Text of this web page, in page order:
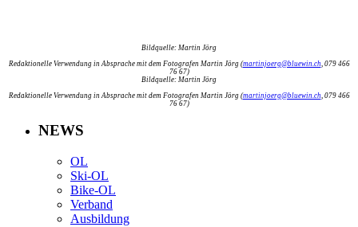
Bildquelle: Martin Jörg
Redaktionelle Verwendung in Absprache mit dem Fotografen Martin Jörg (martinjoerg@bluewin.ch , 079 466
76 67)
Bildquelle: Martin Jörg
Redaktionelle Verwendung in Absprache mit dem Fotografen Martin Jörg (martinjoerg@bluewin.ch , 079 466
76 67)
NEWS
OL
Ski-OL
Bike-OL
Verband
Ausbildung